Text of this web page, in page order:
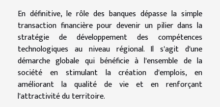
En définitive, le rôle des banques dépasse la simple
transaction financière pour devenir un pilier dans la
stratégie de développement des compétences
technologiques au niveau régional. Il s'agit d'une
démarche globale qui bénéficie à l'ensemble de la
société en stimulant la création d'emplois, en
améliorant la qualité de vie et en renforçant
l'attractivité du territoire.